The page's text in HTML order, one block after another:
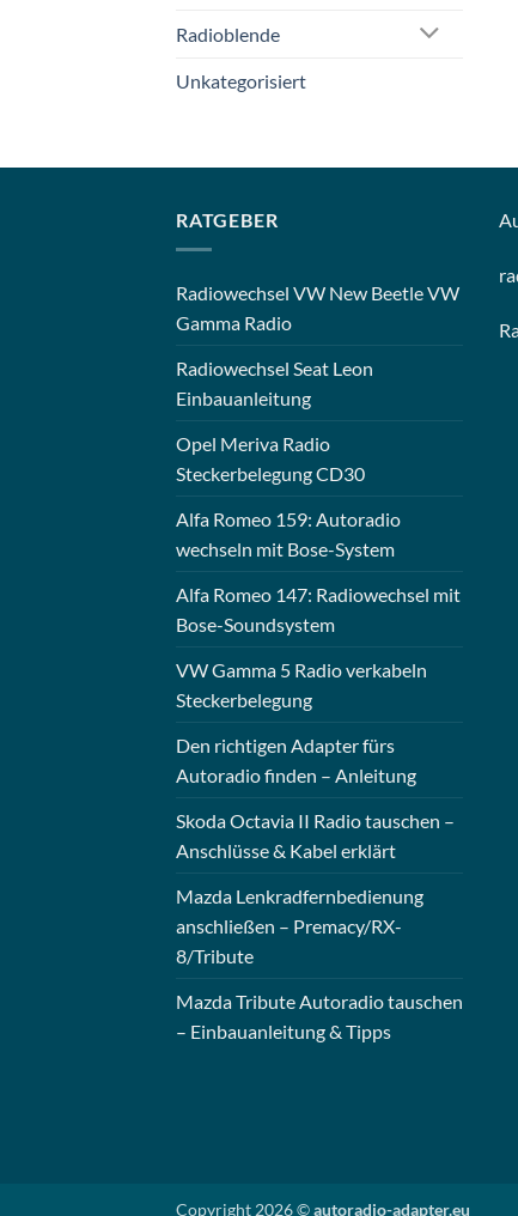
Radioblende
Unkategorisiert
RATGEBER
Radiowechsel VW New Beetle VW
Gamma Radio
Radiowechsel Seat Leon
Einbauanleitung
Opel Meriva Radio
Steckerbelegung CD30
Alfa Romeo 159: Autoradio
wechseln mit Bose-System
Alfa Romeo 147: Radiowechsel mit
Bose-Soundsystem
VW Gamma 5 Radio verkabeln
Steckerbelegung
Den richtigen Adapter fürs
Autoradio finden – Anleitung
Skoda Octavia II Radio tauschen –
Anschlüsse & Kabel erklärt
Mazda Lenkradfernbedienung
anschließen – Premacy/RX-
8/Tribute
Mazda Tribute Autoradio tauschen
– Einbauanleitung & Tipps
Copyright 2026 ©autoradio-adapter.eu